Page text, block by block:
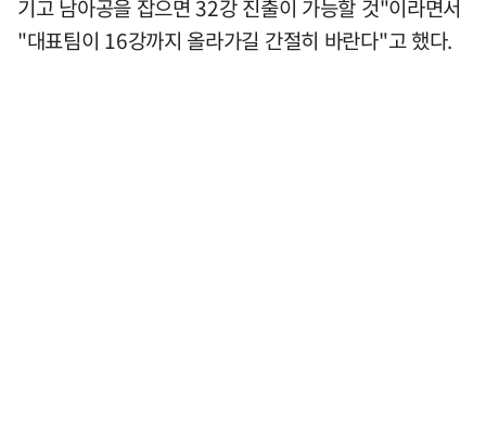
기고 남아공을 잡으면 32강 진출이 가능할 것"이라면서
"대표팀이 16강까지 올라가길 간절히 바란다"고 했다.